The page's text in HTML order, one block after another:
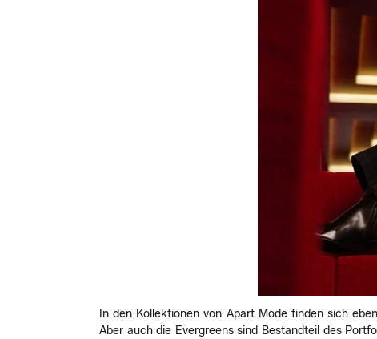
In den Kollektionen von Apart Mode finden sich
Aber auch die Evergreens sind Bestandteil des